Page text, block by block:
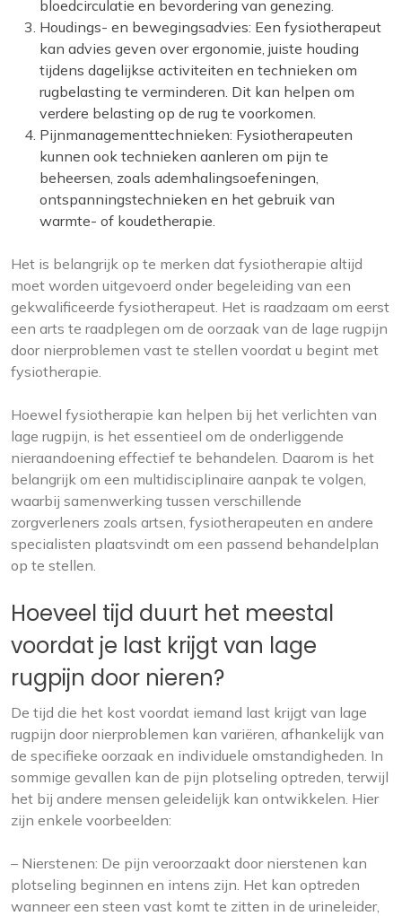
bloedcirculatie en bevordering van genezing.
Houdings- en bewegingsadvies: Een fysiotherapeut
kan advies geven over ergonomie, juiste houding
tijdens dagelijkse activiteiten en technieken om
rugbelasting te verminderen. Dit kan helpen om
verdere belasting op de rug te voorkomen.
Pijnmanagementtechnieken: Fysiotherapeuten
kunnen ook technieken aanleren om pijn te
beheersen, zoals ademhalingsoefeningen,
ontspanningstechnieken en het gebruik van
warmte- of koudetherapie.
Het is belangrijk op te merken dat fysiotherapie altijd
moet worden uitgevoerd onder begeleiding van een
gekwalificeerde fysiotherapeut. Het is raadzaam om eerst
een arts te raadplegen om de oorzaak van de lage rugpijn
door nierproblemen vast te stellen voordat u begint met
fysiotherapie.
Hoewel fysiotherapie kan helpen bij het verlichten van
lage rugpijn, is het essentieel om de onderliggende
nieraandoening effectief te behandelen. Daarom is het
belangrijk om een multidisciplinaire aanpak te volgen,
waarbij samenwerking tussen verschillende
zorgverleners zoals artsen, fysiotherapeuten en andere
specialisten plaatsvindt om een passend behandelplan
op te stellen.
Hoeveel tijd duurt het meestal
voordat je last krijgt van lage
rugpijn door nieren?
De tijd die het kost voordat iemand last krijgt van lage
rugpijn door nierproblemen kan variëren, afhankelijk van
de specifieke oorzaak en individuele omstandigheden. In
sommige gevallen kan de pijn plotseling optreden, terwijl
het bij andere mensen geleidelijk kan ontwikkelen. Hier
zijn enkele voorbeelden:
– Nierstenen: De pijn veroorzaakt door nierstenen kan
plotseling beginnen en intens zijn. Het kan optreden
wanneer een steen vast komt te zitten in de urineleider,